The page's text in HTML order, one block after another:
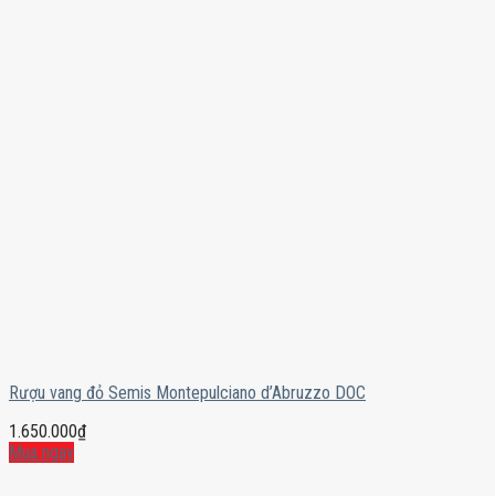
Rượu vang đỏ Semis Montepulciano d’Abruzzo DOC
1.650.000₫
Mua ngay